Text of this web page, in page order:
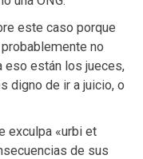
este caso porque
no
eso están los jueces,
digno de ir a juicio, o
exculpa «urbi et
de sus